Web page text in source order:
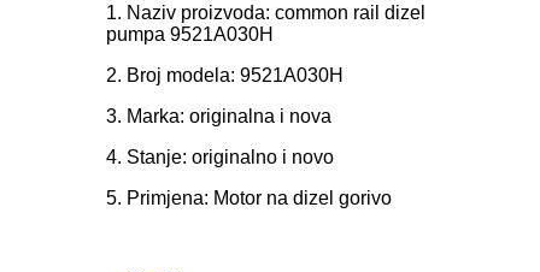
1. Naziv proizvoda: common rail dizel
pumpa 9521A030H
2. Broj modela: 9521A030H
3. Marka: originalna i nova
4. Stanje: originalno i novo
5. Primjena: Motor na dizel gorivo